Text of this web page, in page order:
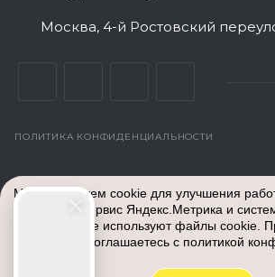
Москва, 4-й Ростовский
ПОЛИТИКА КОНФИДЕНЦИАЛЬНОСТИ
© Все права защищены. 2026Центр
обслуживания- аутсорсинг бух услуг
недорого. Работаем по всей России:
область, Санкт-Петербург,
Краснодар, Красноярск, Владивосток,
Мы используем cookie для улучшения
подключен сервис Яндекс.Метрика и
которые также используют файлы cookie.
на сайте вы соглашаетесь с политикой